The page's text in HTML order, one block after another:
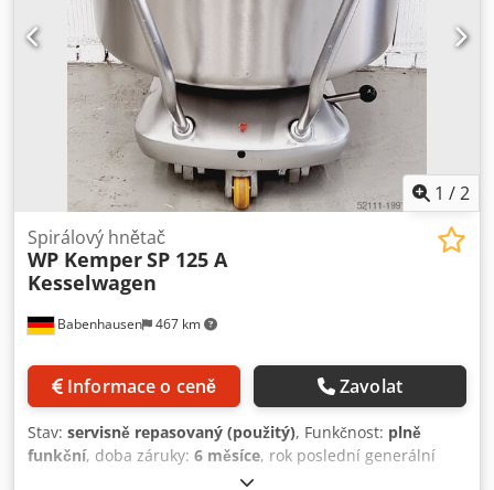
1 /2
Babenhausen 467 km
Spirálový hnětač
WP KemperSP 125 A
Kesselwagen
Informace o ceně Zavolat
Stav: servisně repasovaný (použitý), Funkčnost: plně
funkční, doba záruky: 6 měsíce, rok poslední generální
, kapacita nádrže: